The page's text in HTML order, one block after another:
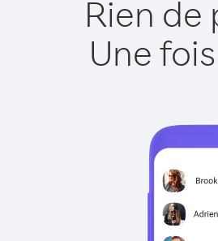
Rien
Une